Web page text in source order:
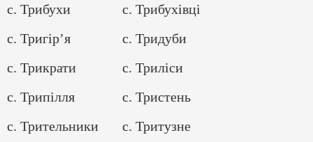
с. Трибухи
с. Трибухівці
с. Тригір’я
с. Тридуби
с. Трикрати
с. Триліси
с. Трипілля
с. Тристень
с. Трительники
с. Тритузне